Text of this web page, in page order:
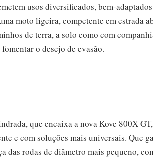
usos diversificados, bem-
moto ligeira, competente em estrada
de terra, a solo como com
o desejo de evasão.
que encaixa a nova Kove 800X GT,
e com soluções mais universais. Que
das rodas de diâmetro mais pequeno,